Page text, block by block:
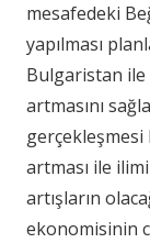
mesafedeki
yapılması
Bulgaristan ile
artmasını
gerçekleşmesi
artması ile
artışların
ekonomisinin